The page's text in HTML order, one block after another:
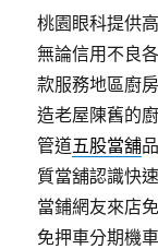
桃園眼科提供
無論信用不良
款服務地區廚
造老屋陳舊的
管道五股當舖
質當舖認識快
當鋪網友來店
免押車分期機